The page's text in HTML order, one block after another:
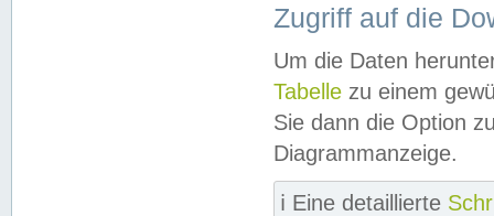
Zugriff auf die
Um die Daten
Tabelle zu einem
Sie dann die Option
Diagrammanzeige.
ℹ️ Eine detaillierte